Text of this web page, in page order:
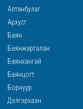
Алтанбулаг
Архуст
Баян
Баянжаргалан
Баянхангай
Баянцогт
Борнуур
Дэлгэрхаан